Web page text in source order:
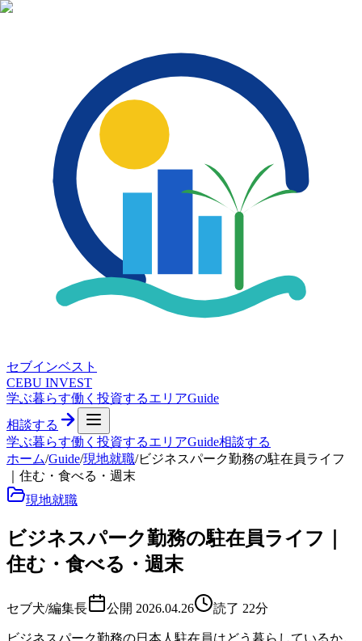
セブインベスト
CEBU INVEST
学ぶ暮らす働く 投資するエリアGuide
相談する
学ぶ暮らす働く 投資するエリアGuide相談する
ホーム/Guide/現地就職/ビジネスパーク勤務の駐在員ライフ
｜住む・食べる・週末
現地就職
ビジネスパーク勤務の駐在員ライフ｜
住む・食べる・週末
セブ犬/編集長 公開 2026.04.26 読了 22分
ビジネスパーク勤務の日本人駐在員はどう暮らしているか。